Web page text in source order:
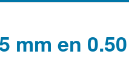
mm en